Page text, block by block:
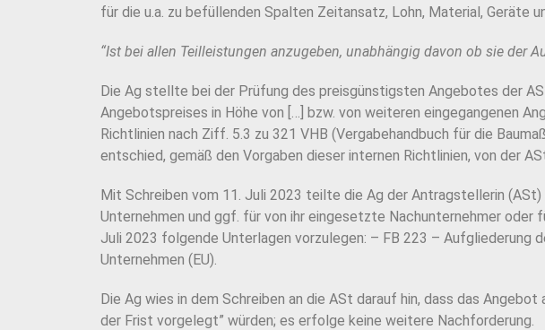
für die u.a. zu befüllenden Spalten Zeitansatz, Lohn, Material, Geräte
“Ist bei allen Teilleistungen anzugeben, unabhängig davon ob sie der
Die Ag stellte bei der Prüfung des preisgünstigsten Angebotes der
Angebotspreises in Höhe von […] bzw. von weiteren eingegangenen
Richtlinien nach Ziff. 5.3 zu 321 VHB (Vergabehandbuch für die
entschied, gemäß den Vorgaben dieser internen Richtlinien, von der
Mit Schreiben vom 11. Juli 2023 teilte die Ag der Antragstellerin
Unternehmen und ggf. für von ihr eingesetzte Nachunternehmer
Juli 2023 folgende Unterlagen vorzulegen: – FB 223 – Aufgliederung
Unternehmen (EU).
Die Ag wies in dem Schreiben an die ASt darauf hin, dass das
der Frist vorgelegt” würden; es erfolge keine weitere Nachforderung.